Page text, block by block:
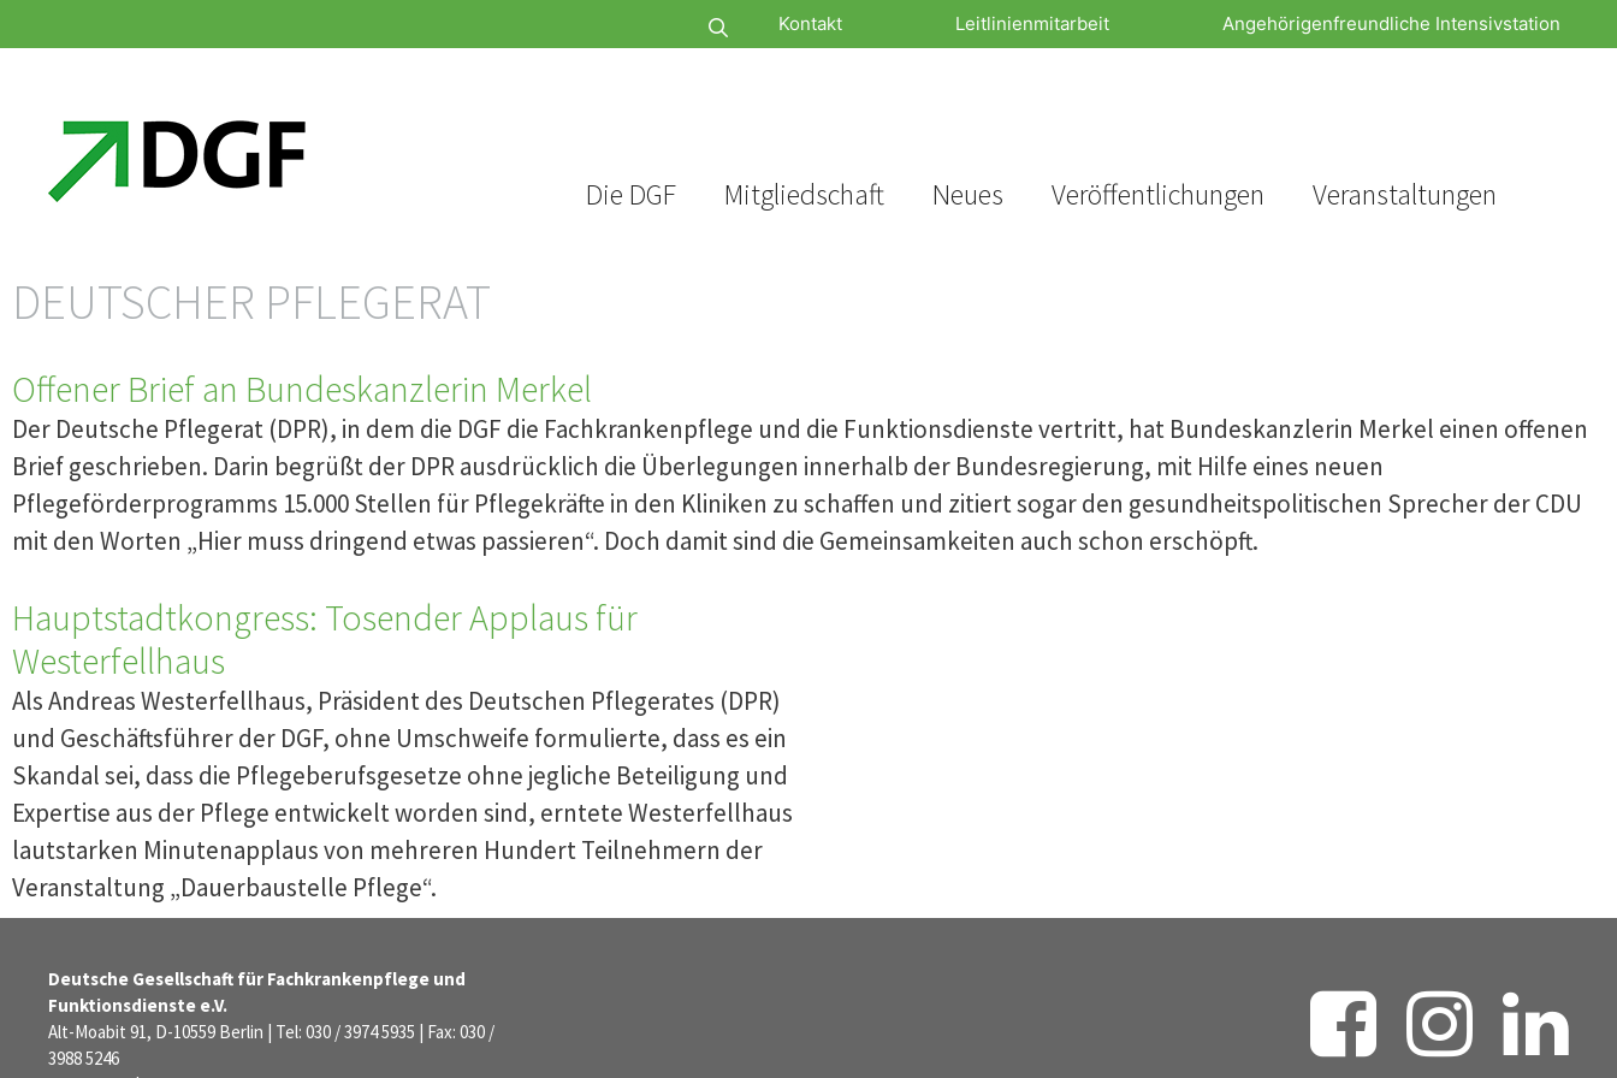
Inhalt
Inhalt
Kontakt Leitlinienmitarbeit Angehörigenfreundliche Intensivstation
Die DGF Mitgliedschaft Neues Veröffentlichungen Veranstaltungen
DEUTSCHER PFLEGERAT
Offener Brief an Bundeskanzlerin Merkel
Der Deutsche Pflegerat (DPR), in dem die DGF die Fachkrankenpflege und die Funktionsdienste vertritt, hat Bundeskanzlerin Merkel einen offenen
Brief geschrieben. Darin begrüßt der DPR ausdrücklich die Überlegungen innerhalb der Bundesregierung, mit Hilfe eines neuen
Pflegeförderprogramms 15.000 Stellen für Pflegekräfte in den Kliniken zu schaffen und zitiert sogar den gesundheitspolitischen Sprecher der CDU
mit den Worten „Hier muss dringend etwas passieren“. Doch damit sind die Gemeinsamkeiten auch schon erschöpft.
Hauptstadtkongress: Tosender Applaus für
Westerfellhaus
Als Andreas Westerfellhaus, Präsident des Deutschen Pflegerates (DPR)
und Geschäftsführer der DGF, ohne Umschweife formulierte, dass es ein
Skandal sei, dass die Pflegeberufsgesetze ohne jegliche Beteiligung und
Expertise aus der Pflege entwickelt worden sind, erntete Westerfellhaus
lautstarken Minutenapplaus von mehreren Hundert Teilnehmern der
Veranstaltung „Dauerbaustelle Pflege“.
Deutsche Gesellschaft für Fachkrankenpflege und
Funktionsdienste e.V.
Alt-Moabit 91, D-10559 Berlin | Tel: 030 / 3974 5935 | Fax: 030 /
3988 5246